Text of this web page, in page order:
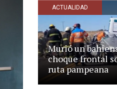
ACTUALIDAD
Murió un
choque frontal
ruta pampeana